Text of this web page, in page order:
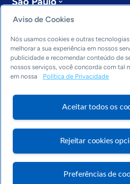
Sobre a ASN
Últimas notícias
Entre em contato
Editorias
Economia & Política
Inovação & Tecnologia
Cultura empreendedora
Arquivo
Aviso de Cookies
Nós usamos cookies e outras
melhorar a sua experiência em nossos
publicidade e recomendar conteúdo de
nossos serviços, você concorda com tal
em nossa
Política de Privacidade
Aceitar todos os
Rejeitar cookies
Preferências de